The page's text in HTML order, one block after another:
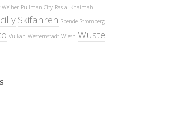
Weiher Pullman City Ras al Khaimah
Skifahren Spende Stromberg
Vulkan Westernstadt Wiesn Wüste